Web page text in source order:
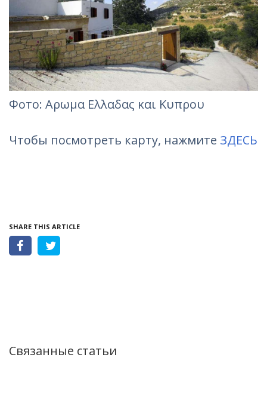
Фотo: Αρωμα Ελλαδας και Κυπρου
Чтобы посмотреть карту, нажмите ЗДЕСЬ
SHARE THIS ARTICLE
Связанные статьи